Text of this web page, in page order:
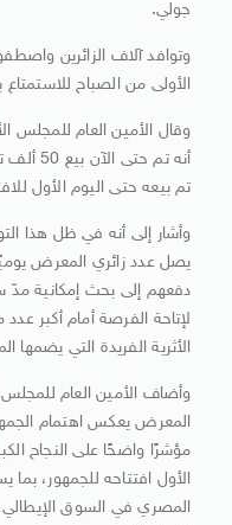
جولي.
وتوافد آلاف الزائرين
الأولى من الصباح للاستمتاع
وقال الأمين العام للمجلس
تم بيعه حتى اليوم الأول
وأشار إلى أنه في ظل هذا
دفعهم إلى بحث إمكانية مدّ
لإتاحة الفرصة أمام أكبر
الأثرية الفريدة التي يضمها
وأضاف الأمين العام للمجلس
المعرض يعكس اهتمام
مؤشرًا واضحًا على النجاح
الأول افتتاحه للجمهور،
المصري في السوق